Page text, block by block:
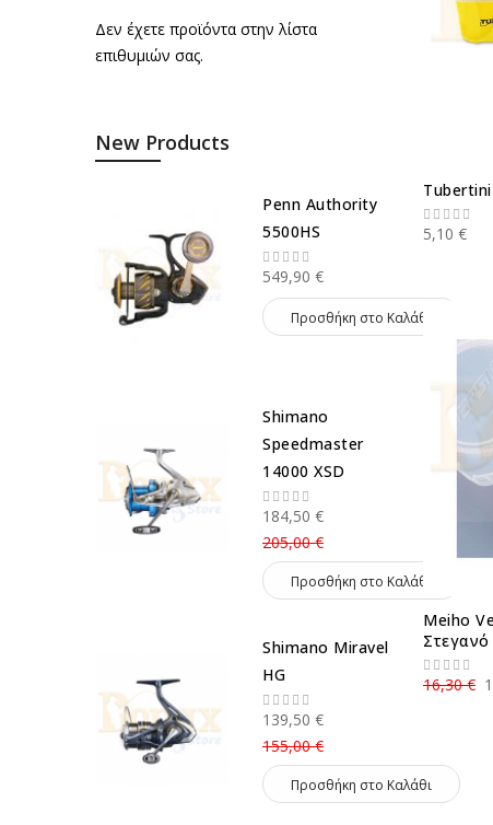
5,10 €
Meiho
16,30 €
Δεν έχετε προϊόντα στην λίστα
επιθυμιών σας.
New Products
Penn Authority
5500HS
549,90 €
Προσθήκη στο Καλάθι
Shimano
Speedmaster
14000 XSD
184,50 €
205,00 €
Προσθήκη στο Καλάθι
Shimano Miravel
HG
139,50 €
155,00 €
Προσθήκη στο Καλάθι